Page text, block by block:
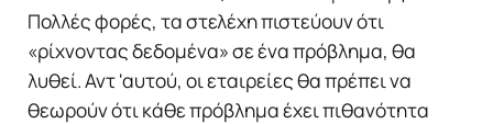
Πολλές φορές, τα στελέχη πιστεύουν ότι
«ρίχνοντας δεδομένα» σε ένα πρόβλημα, θα
λυθεί. Αντ 'αυτού, οι εταιρείες θα πρέπει να
θεωρούν ότι κάθε πρόβλημα έχει πιθανότητα